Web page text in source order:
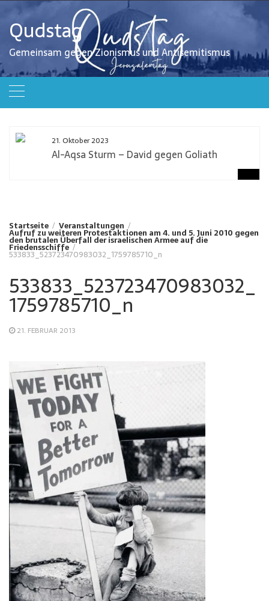
Zum
Inhalt
springen
Qudstag
Gemeinsam gegen Zionismus und Antisemitismus
21. Oktober 2023
Al-Aqsa Sturm – David gegen Goliath
Startseite Veranstaltungen
Aufruf zu weiteren Protestaktionen am 4. und 5. Juni 2010 gegen
den brutalen Überfall der israelischen Armee auf die
Friedensschiffe
533833_523723470983032_1759785710_n
533833_523723470983032_
1759785710_n
21. FEBRUAR 2013